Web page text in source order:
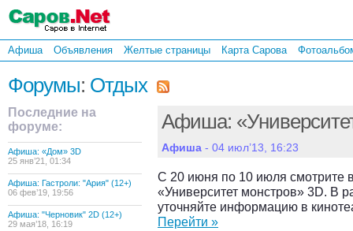
Афиша Объявления Желтые страницы Карта Сарова
Форумы: Отдых
Последние на
форуме:
Афиша: «Дом» 3D
25 янв’21, 01:34
Афиша: Гастроли: "Ария" (12+)
06 фев’19, 19:56
Афиша: "Черновик" 2D (12+)
29 мая’18, 16:19
Афиша:
Афиша - 04 июл’13, 16:23
С 20 июня по 10 июля смотрите
«Университет монстров» 3D. В
уточняйте информацию в
Перейти »